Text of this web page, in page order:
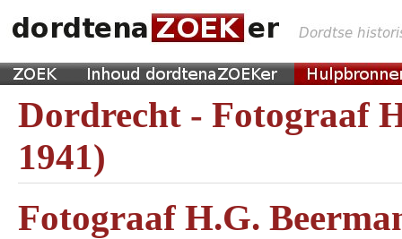
Dordrecht - Fotograaf
1941)
Fotograaf H.G.